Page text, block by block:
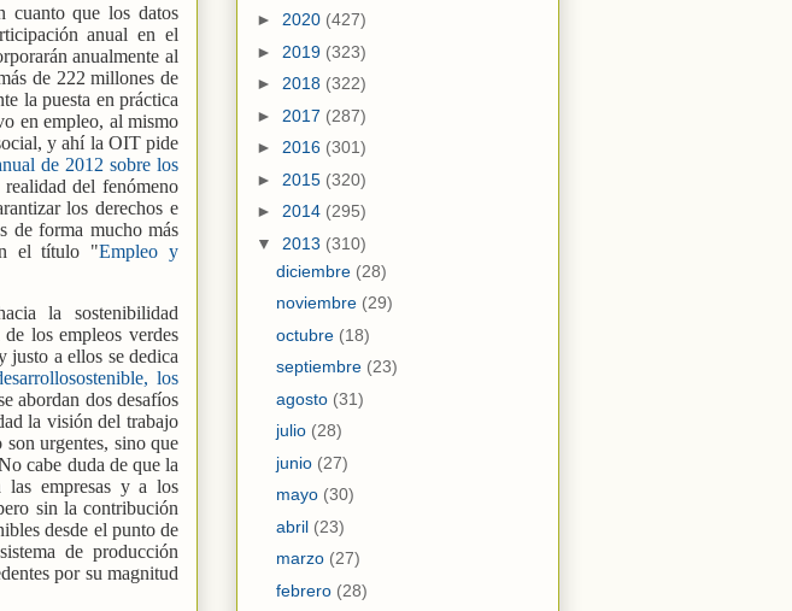
cuanto que los datos
anual en el
anualmente al
de 222 millones de
la puesta en práctica
en empleo, al mismo
y ahí la OIT pide
de 2012 sobre los
del fenómeno
los derechos e
de forma mucho más
el título "Empleo y
la sostenibilidad
los empleos verdes
justo a ellos se dedica
los
abordan dos desafíos
la visión del trabajo
urgentes, sino que
cabe duda de que la
las empresas y a los
sin la contribución
desde el punto de
de producción
por su magnitud
► 2020 (427)
► 2019 (323)
► 2018 (322)
► 2017 (287)
► 2016 (301)
► 2015 (320)
► 2014 (295)
▼ 2013 (310)
diciembre (28)
noviembre (29)
octubre (18)
septiembre (23)
agosto (31)
julio (28)
junio (27)
mayo (30)
abril (23)
marzo (27)
febrero (28)